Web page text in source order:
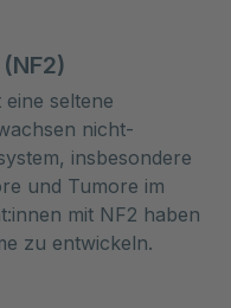
seltene
nicht-
insbesondere
und Tumore im
mit NF2 haben
zu entwickeln.